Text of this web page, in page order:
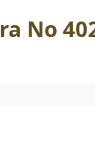
No